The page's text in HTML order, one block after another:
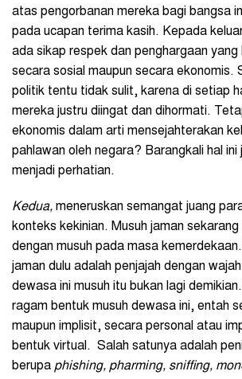
atas pengorbanan mereka bagi bangsa
pada ucapan terima kasih. Kepada
ada sikap respek dan penghargaan
secara sosial maupun secara ekonomis.
politik tentu tidak sulit, karena di setiap
mereka justru diingat dan dihormati.
ekonomis dalam arti mensejahterakan
pahlawan oleh negara? Barangkali hal ini
menjadi perhatian.
Kedua, meneruskan semangat juang
konteks kekinian. Musuh jaman
dengan musuh pada masa
jaman dulu adalah penjajah dengan
dewasa ini musuh itu bukan lagi
ragam bentuk musuh dewasa ini, entah
maupun implisit, secara personal atau
bentuk virtual. Salah satunya adalah
berupa phishing, pharming, sniffing,